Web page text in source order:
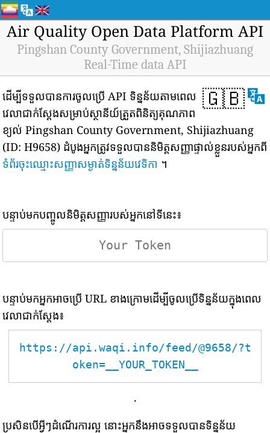
Air Quality Open Data Platform API
Pingshan County Government, Shijiazhuang
Real-Time data API
🇬🇧
ដើម្បីទទួលបានការចូលប្រើ API ទិន្នន័យតាមពេល
វេលាជាក់ស្តែងសម្រាប់ស្ថានីយ៍ត្រួតពិនិត្យគុណភាព
ខ្យល់ Pingshan County Government, Shijiazhuang
(ID: H9658) ដំបូងអ្នកត្រូវទទួលបាននិមិត្តសញ្ញាផ្ទាល់ខ្លួនរបស់អ្នកពី
ទំព័រចុះឈ្មោះសញ្ញាសម្ងាត់ទិន្នន័យវេទិកា ។
បន្ទាប់មកបញ្ចូលនិមិត្តសញ្ញារបស់អ្នកនៅទីនេះ៖
បន្ទាប់មកអ្នកអាចប្រើ URL ខាងក្រោមដើម្បីចូលប្រើទិន្នន័យក្នុងពេល
វេលាជាក់ស្តែង៖
https://api.waqi.info/feed/@9658/?t
oken=__YOUR_TOKEN__
.
ប្រសិនបើអ្វីៗដំណើរការល្អ នោះអ្នកនឹងអាចទទួលបានទិន្នន័យ